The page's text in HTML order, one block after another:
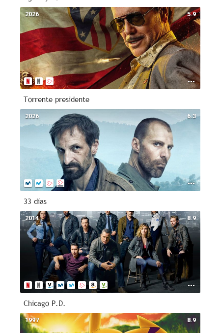
5.9
2026
Torrente presidente
6.3
2026
33 días
8.9
2014
Chicago P.D.
8.9
1997